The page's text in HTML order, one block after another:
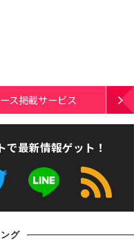
ス掲載サービス
で最新情報ゲット！
グ